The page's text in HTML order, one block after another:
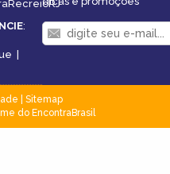
:
|
Sitemap
do EncontraBrasil